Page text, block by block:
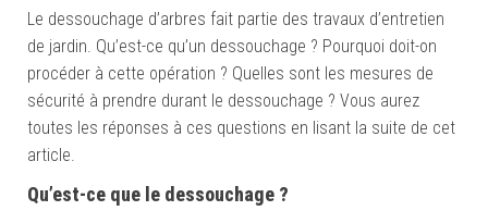
Le dessouchage d’arbres fait partie des travaux d’entretien
de jardin. Qu’est-ce qu’un dessouchage ? Pourquoi doit-on
procéder à cette opération ? Quelles sont les mesures de
sécurité à prendre durant le dessouchage ? Vous aurez
toutes les réponses à ces questions en lisant la suite de cet
article.
Qu’est-ce que le dessouchage ?